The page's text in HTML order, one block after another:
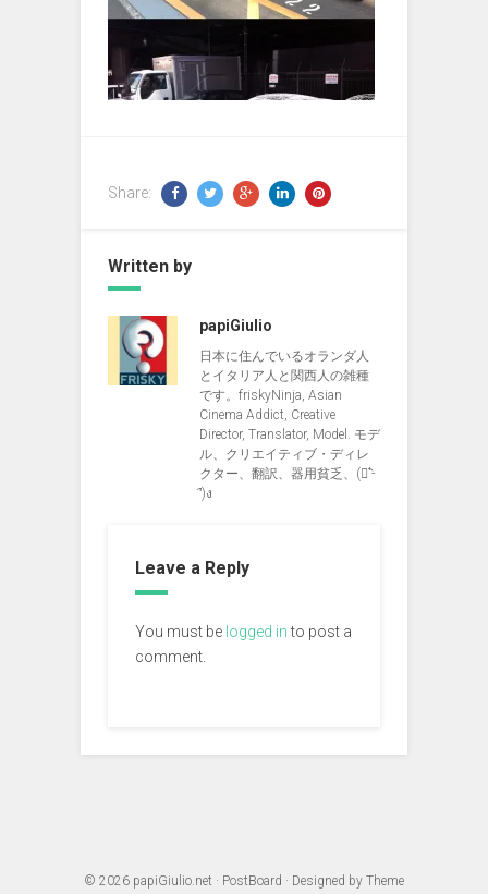
Share:
Written by
papiGiulio
日本に住んでいるオランダ人
とイタリア人と関西人の雑種
です。friskyNinja, Asian
Cinema Addict, Creative
Director, Translator, Model. モデ
ル、クリエイティブ・ディレ
クター、翻訳、器用貧乏、(ง︡'-
'︠)ง
Leave a Reply
You must be logged into post a
comment.
© 2026 papiGiulio.net · PostBoard · Designed by Theme